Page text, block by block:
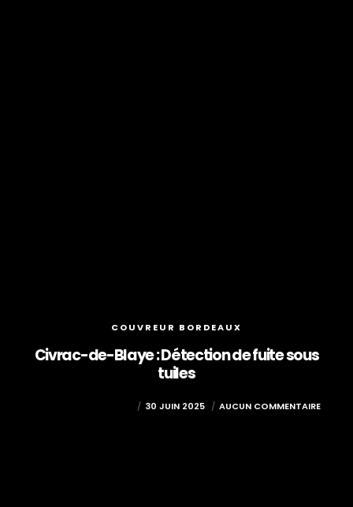
COUVREUR BORDEAUX
Civrac-de-Blaye : Détection de fuite sous
tuiles
30 JUIN 2025 AUCUN COMMENTAIRE